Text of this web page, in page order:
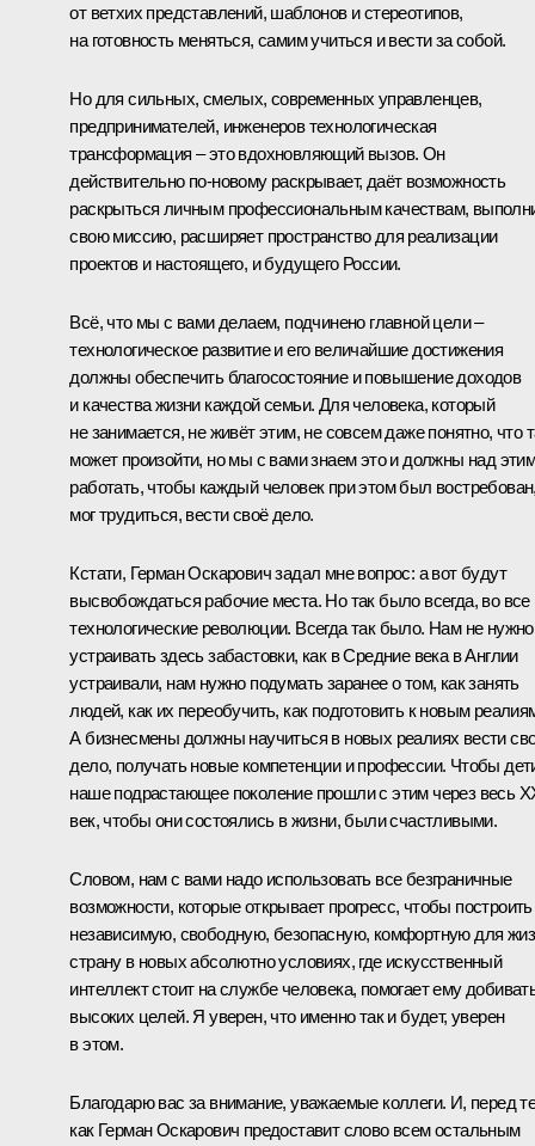
от ветхих представлений, шаблонов и стереотипов,
на готовность меняться, самим учиться и вести за собой.
Но для сильных, смелых, современных управленцев,
предпринимателей, инженеров технологическая
трансформация – это вдохновляющий вызов. Он
действительно по-новому раскрывает, даёт возможность
раскрыться личным профессиональным качествам,
свою миссию, расширяет пространство для реализации
проектов и настоящего, и будущего России.
Всё, что мы с вами делаем, подчинено главной цели –
технологическое развитие и его величайшие достижения
должны обеспечить благосостояние и повышение доходов
и качества жизни каждой семьи. Для человека, который
не занимается, не живёт этим, не совсем даже понятно, что
может произойти, но мы с вами знаем это и должны над
работать, чтобы каждый человек при этом был
мог трудиться, вести своё дело.
Кстати, Герман Оскарович задал мне вопрос: а вот будут
высвобождаться рабочие места. Но так было всегда, во все
технологические революции. Всегда так было. Нам не нужно
устраивать здесь забастовки, как в Средние века в Англии
устраивали, нам нужно подумать заранее о том, как занять
людей, как их переобучить, как подготовить к новым
А бизнесмены должны научиться в новых реалиях вести
дело, получать новые компетенции и профессии. Чтобы
наше подрастающее поколение прошли с этим через весь
век, чтобы они состоялись в жизни, были счастливыми.
Словом, нам с вами надо использовать все безграничные
возможности, которые открывает прогресс, чтобы построить
независимую, свободную, безопасную, комфортную для
страну в новых абсолютно условиях, где искусственный
интеллект стоит на службе человека, помогает ему
высоких целей. Я уверен, что именно так и будет, уверен
в этом.
Благодарю вас за внимание, уважаемые коллеги. И, перед
как Герман Оскарович предоставит слово всем остальным